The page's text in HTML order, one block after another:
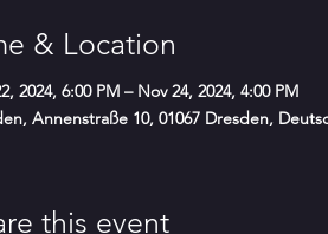
& Location
2024, 6:00 PM – Nov 24, 2024, 4:00 PM
Annenstraße 10, 01067 Dresden,
this event